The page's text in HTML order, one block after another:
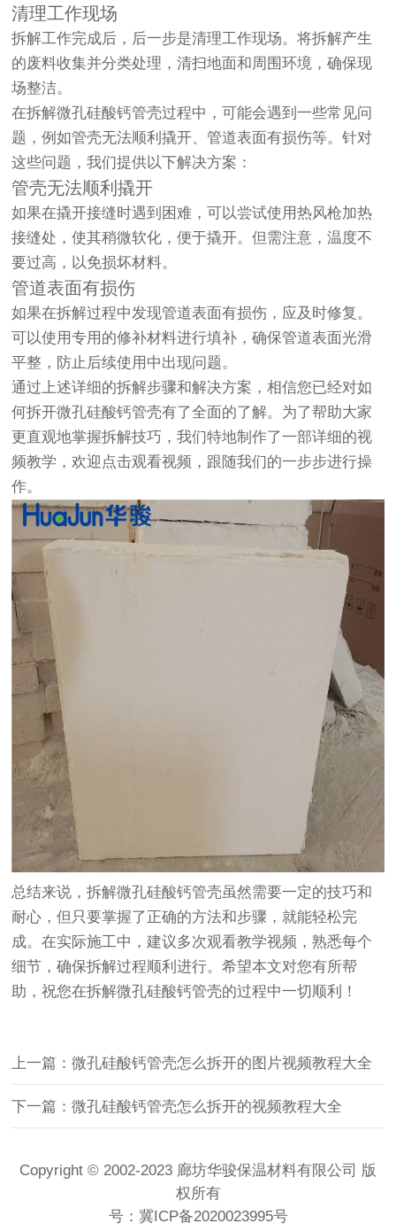
清理工作现场
拆解工作完成后，后一步是清理工作现场。将拆解产生
的废料收集并分类处理，清扫地面和周围环境，确保现
场整洁。
在拆解微孔硅酸钙管壳过程中，可能会遇到一些常见问
题，例如管壳无法顺利撬开、管道表面有损伤等。针对
这些问题，我们提供以下解决方案：
管壳无法顺利撬开
如果在撬开接缝时遇到困难，可以尝试使用热风枪加热
接缝处，使其稍微软化，便于撬开。但需注意，温度不
要过高，以免损坏材料。
管道表面有损伤
如果在拆解过程中发现管道表面有损伤，应及时修复。
可以使用专用的修补材料进行填补，确保管道表面光滑
平整，防止后续使用中出现问题。
通过上述详细的拆解步骤和解决方案，相信您已经对如
何拆开微孔硅酸钙管壳有了全面的了解。为了帮助大家
更直观地掌握拆解技巧，我们特地制作了一部详细的视
频教学，欢迎点击观看视频，跟随我们的一步步进行操
作。
总结来说，拆解微孔硅酸钙管壳虽然需要一定的技巧和
耐心，但只要掌握了正确的方法和步骤，就能轻松完
成。在实际施工中，建议多次观看教学视频，熟悉每个
细节，确保拆解过程顺利进行。希望本文对您有所帮
助，祝您在拆解微孔硅酸钙管壳的过程中一切顺利！
上一篇：微孔硅酸钙管壳怎么拆开的图片视频教程大全
下一篇：微孔硅酸钙管壳怎么拆开的视频教程大全
Copyright © 2002-2023 廊坊华骏保温材料有限公司 版
权所有
号： 冀ICP备2020023995号